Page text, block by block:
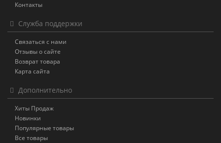
Контакты
Служба поддержки
Связаться с нами
Отзывы о сайте
Возврат товара
Карта сайта
Дополнительно
Хиты Продаж
Новинки
Популярные товары
Все товары